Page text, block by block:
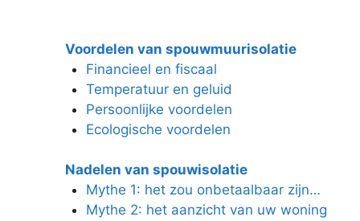
Voordelen van spouwmuurisolatie
Financieel en fiscaal
Temperatuur en geluid
Persoonlijke voordelen
Ecologische voordelen
Nadelen van spouwisolatie
Mythe 1: het zou onbetaalbaar zijn…
Mythe 2: het aanzicht van uw woning